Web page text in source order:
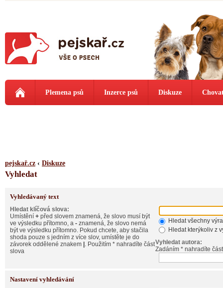
Plemena psů Inzerce psů Diskuze
pejskař.cz ‹ Diskuze
Vyhledat
Vyhledávaný text
Hledat klíčová slova:
Umístění + před slovem znamená, že slovo musí být
ve výsledku přítomno, a - znamená, že slovo nemá
být ve výsledku přítomno. Pokud chcete, aby stačila
shoda pouze s jedním z více slov, umístěte je do
závorek oddělené znakem . Použitím * nahradíte část
slova
Hledat všechny
Hledat kterýkoliv z
Vyhledat autora:
Zadáním * nahradíte
Nastavení vyhledávání